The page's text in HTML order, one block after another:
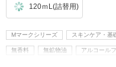
120ｍL(詰替用)
Mマークシリーズ スキンケア・基
無香料 無鉱物油 アルコール